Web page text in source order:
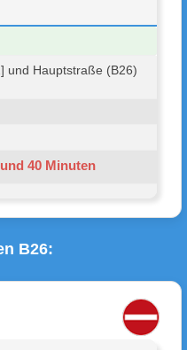
und Hauptstraße (B26)
40 Minuten
B26: